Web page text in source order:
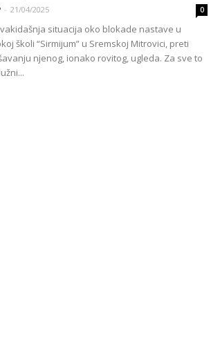
- 21/04/2025 0
situacija oko blokade nastave u
školi “Sirmijum” u Sremskoj Mitrovici, preti
njenog, ionako rovitog, ugleda. Za sve to